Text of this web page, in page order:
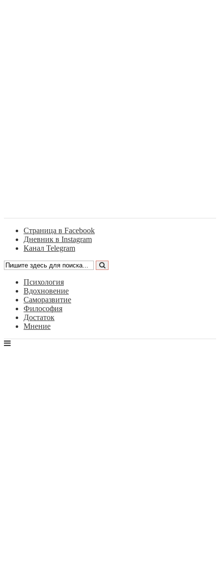
Страница в Facebook
Дневник в Instagram
Канал Telegram
Психология
Вдохновение
Саморазвитие
Философия
Достаток
Мнение